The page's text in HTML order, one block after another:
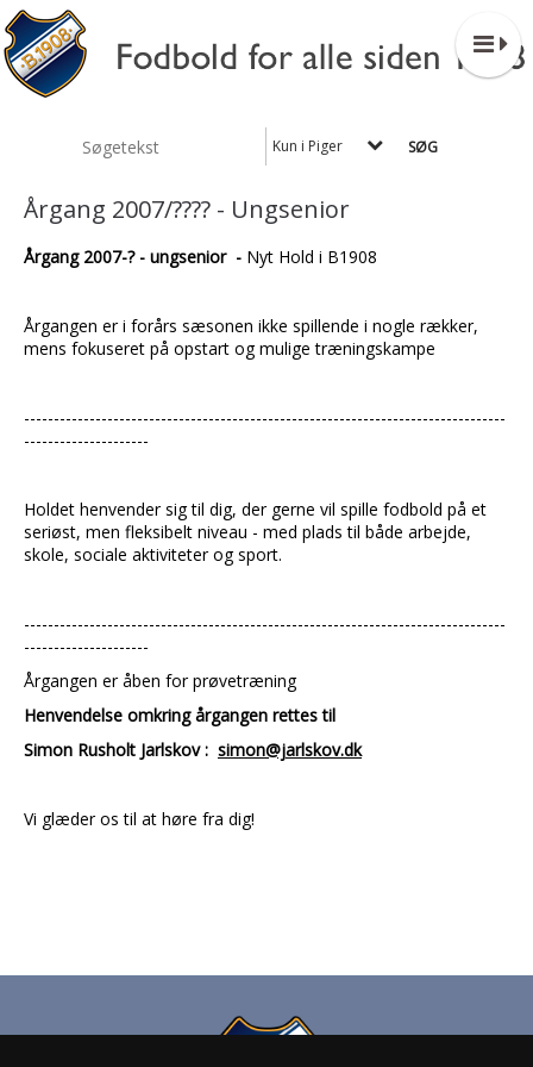
Kun i Piger
Årgang 2007/???? - Ungsenior
Årgang 2007-? - ungsenior - Nyt Hold i B1908
Årgangen er i forårs sæsonen ikke spillende i nogle rækker,
mens fokuseret på opstart og mulige træningskampe
---------------------------------------------------------------------------------
---------------------
Holdet henvender sig til dig, der gerne vil spille fodbold på et
seriøst, men fleksibelt niveau - med plads til både arbejde,
skole, sociale aktiviteter og sport.
---------------------------------------------------------------------------------
---------------------
Årgangen er åben for prøvetræning
Henvendelse omkring årgangen rettes til
Simon Rusholt Jarlskov : simon@jarlskov.dk
Vi glæder os til at høre fra dig!